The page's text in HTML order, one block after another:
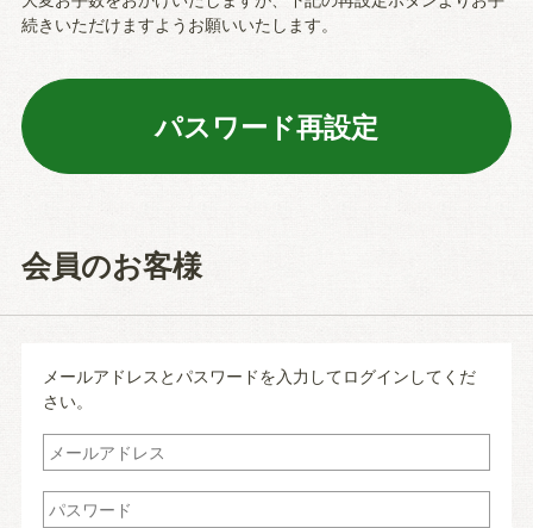
続きいただけますようお願いいたします。
会員のお客様
メールアドレスとパスワードを入力してログインしてくだ
さい。